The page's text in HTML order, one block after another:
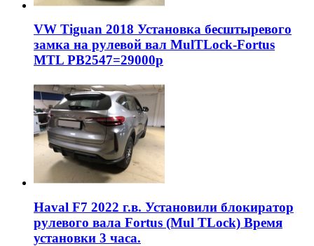
VW Tiguan 2018 Установка бесштыревого
замка на рулевой вал MulTLock-Fortus
MTL РВ2547=29000р
Haval F7 2022 г.в. Установили блокиратор
рулевого вала Fortus (Mul TLock) Время
установки 3 часа.